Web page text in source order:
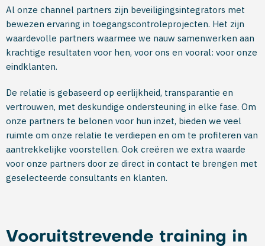
Al onze channel partners zijn beveiligingsintegrators met
bewezen ervaring in toegangscontroleprojecten. Het zijn
waardevolle partners waarmee we nauw samenwerken aan
krachtige resultaten voor hen, voor ons en vooral: voor onze
eindklanten.
De relatie is gebaseerd op eerlijkheid, transparantie en
vertrouwen, met deskundige ondersteuning in elke fase. Om
onze partners te belonen voor hun inzet, bieden we veel
ruimte om onze relatie te verdiepen en om te profiteren van
aantrekkelijke voorstellen. Ook creëren we extra waarde
voor onze partners door ze direct in contact te brengen met
geselecteerde consultants en klanten.
Vooruitstrevende training in